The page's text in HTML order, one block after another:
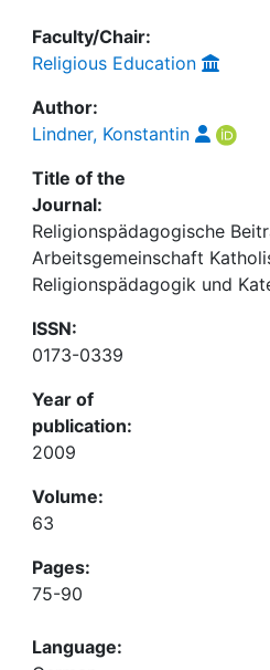
Faculty/Chair:
Religious Education
Author:
Lindner, Konstantin
Title of the
Journal:
Religionspädagogische
Arbeitsgemeinschaft
Religionspädagogik und
ISSN:
0173-0339
Year of
publication:
2009
Volume:
63
Pages:
75-90
Language: